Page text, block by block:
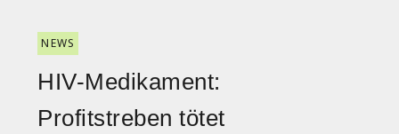
NEWS
HIV-Medikament:
Profitstreben tötet